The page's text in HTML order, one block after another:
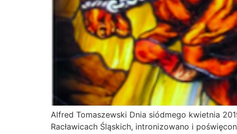
Alfred Tomaszewski Dnia siódmego kwietnia
Racławicach Śląskich, intronizowano i